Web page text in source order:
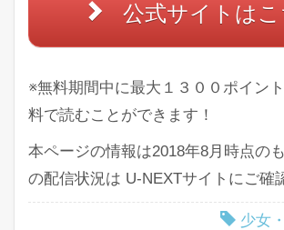
公式サイトはこ
※無料期間中に最大１３００ポイン
料で読むことができます！
本ページの情報は2018年8月時点の
の配信状況は U-NEXTサイトにご確
少女